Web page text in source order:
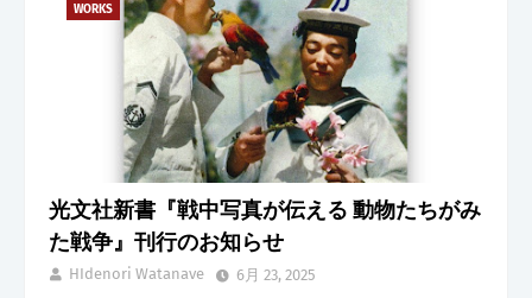
WORKS
光文社新書『戦中写真が伝える 動物たちがみ
た戦争』刊行のお知らせ
HIdenori Watanave 6月 23, 2025